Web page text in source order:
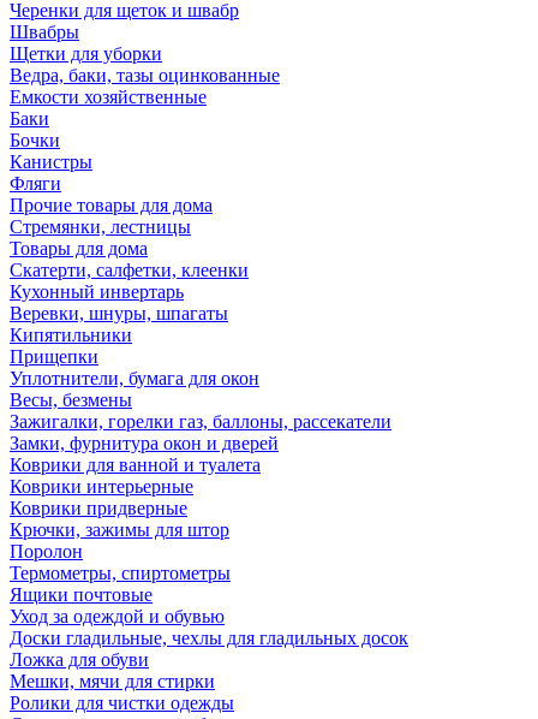
Черенки для щеток и швабр
Швабры
Щетки для уборки
Ведра, баки, тазы оцинкованные
Емкости хозяйственные
Баки
Бочки
Канистры
Фляги
Прочие товары для дома
Стремянки, лестницы
Товары для дома
Скатерти, салфетки, клеенки
Кухонный инвертарь
Веревки, шнуры, шпагаты
Кипятильники
Прищепки
Уплотнители, бумага для окон
Весы, безмены
Зажигалки, горелки газ, баллоны, рассекатели
Замки, фурнитура окон и дверей
Коврики для ванной и туалета
Коврики интерьерные
Коврики придверные
Крючки, зажимы для штор
Поролон
Термометры, спиртометры
Ящики почтовые
Уход за одеждой и обувью
Доски гладильные, чехлы для гладильных досок
Ложка для обуви
Мешки, мячи для стирки
Ролики для чистки одежды